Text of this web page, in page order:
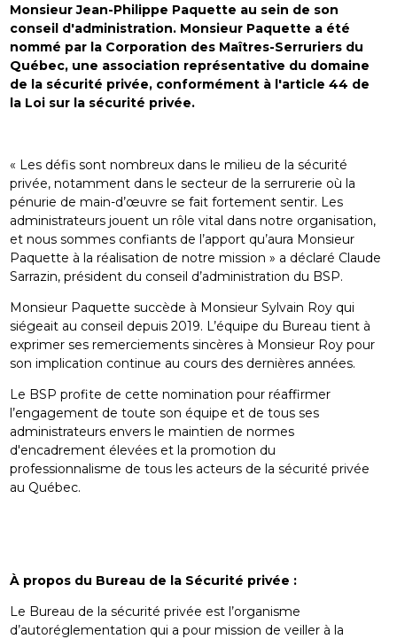
Monsieur Jean-Philippe Paquette au sein de son
conseil d'administration. Monsieur Paquette a été
nommé par la Corporation des Maîtres-Serruriers du
Québec, une association représentative du domaine
de la sécurité privée, conformément à l'article 44 de
la Loi sur la sécurité privée.
« Les défis sont nombreux dans le milieu de la sécurité
privée, notamment dans le secteur de la serrurerie où la
pénurie de main-d’œuvre se fait fortement sentir. Les
administrateurs jouent un rôle vital dans notre organisation,
et nous sommes confiants de l’apport qu’aura Monsieur
Paquette à la réalisation de notre mission » a déclaré Claude
Sarrazin, président du conseil d’administration du BSP.
Monsieur Paquette succède à Monsieur Sylvain Roy qui
siégeait au conseil depuis 2019. L’équipe du Bureau tient à
exprimer ses remerciements sincères à Monsieur Roy pour
son implication continue au cours des dernières années.
Le BSP profite de cette nomination pour réaffirmer
l’engagement de toute son équipe et de tous ses
administrateurs envers le maintien de normes
d'encadrement élevées et la promotion du
professionnalisme de tous les acteurs de la sécurité privée
au Québec.
À propos du Bureau de la Sécurité privée :
Le Bureau de la sécurité privée est l’organisme
d’autoréglementation qui a pour mission de veiller à la